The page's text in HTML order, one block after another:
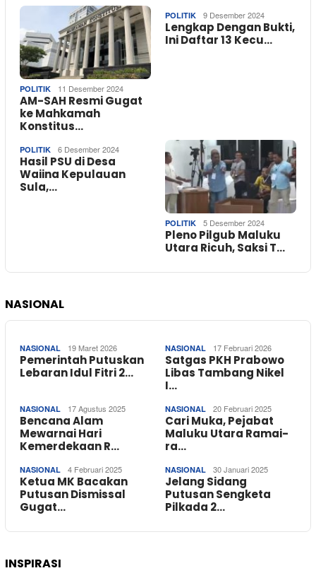
POLITIK 11 Desember 2024
AM-SAH Resmi Gugat
ke Mahkamah
Konstitus…
POLITIK 9 Desember 2024
Lengkap Dengan Bukti,
Ini Daftar 13 Kecu…
POLITIK 6 Desember 2024
Hasil PSU di Desa
Waiina Kepulauan
Sula,…
POLITIK 5 Desember 2024
Pleno Pilgub Maluku
Utara Ricuh, Saksi T…
NASIONAL
NASIONAL 19 Maret 2026
Pemerintah Putuskan
Lebaran Idul Fitri 2…
NASIONAL 17 Februari 2026
Satgas PKH Prabowo
Libas Tambang Nikel
I…
NASIONAL 17 Agustus 2025
Bencana Alam
Mewarnai Hari
Kemerdekaan R…
NASIONAL 20 Februari 2025
Cari Muka, Pejabat
Maluku Utara Ramai-
ra…
NASIONAL 4 Februari 2025
Ketua MK Bacakan
Putusan Dismissal
Gugat…
NASIONAL 30 Januari 2025
Jelang Sidang
Putusan Sengketa
Pilkada 2…
INSPIRASI